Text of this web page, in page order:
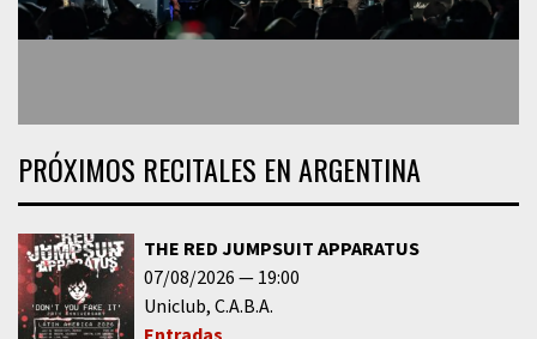
PRÓXIMOS RECITALES EN ARGENTINA
THE RED JUMPSUIT APPARATUS
07/08/2026
19:00
Uniclub C.A.B.A.
Entradas